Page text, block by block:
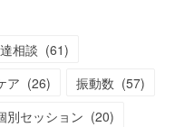
相談 (61)
ア (26) 振動数 (57)
別セッション (20)